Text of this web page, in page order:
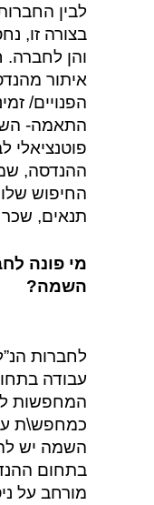
לבין
בצורה זו,
והן
איתור
הפנויים/
התאמה-
פוטנציאלי
ההנדסה,
החיפוש
תנאים, שכר
מי פונה
השמה?
לחברות
עבודה
המחפשות
כמחפש\ת
השמה יש
בתחום
מורחב על